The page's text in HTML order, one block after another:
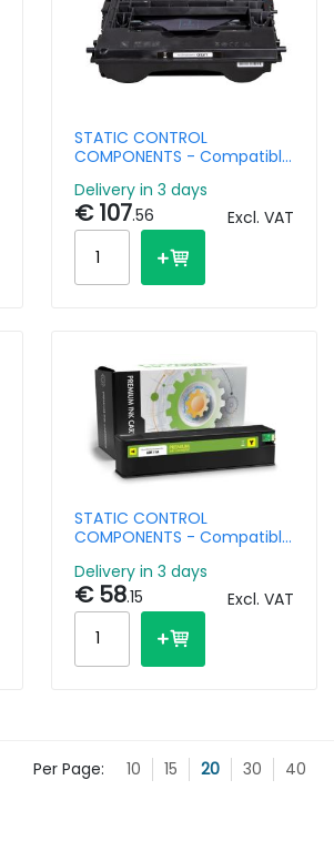
STATIC CONTROL
COMPONENTS - Compatible
Black Extra High Capacity
Delivery in 3 days
€ 107.56 Excl. VAT
STATIC CONTROL
COMPONENTS - Compatible
Delivery in 3 days
€ 58.15 Excl. VAT
Per Page: 10 15 20 30 40